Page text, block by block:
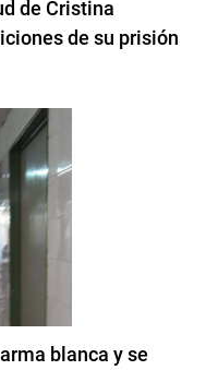
de Cristina
de su prisión
blanca y se